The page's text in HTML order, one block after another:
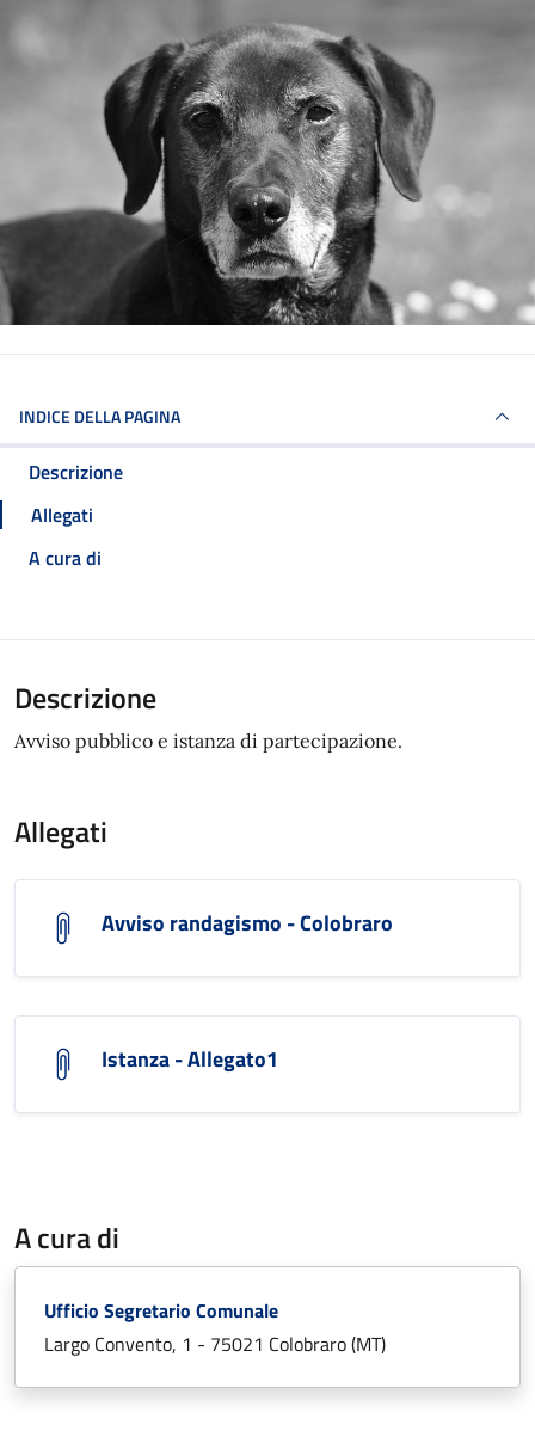
INDICE DELLA PAGINA
Descrizione
Allegati
A cura di
Descrizione
Avviso pubblico e istanza di partecipazione.
Allegati
Avviso randagismo - Colobraro
Istanza - Allegato1
A cura di
Ufficio Segretario Comunale
Largo Convento, 1 - 75021 Colobraro (MT)